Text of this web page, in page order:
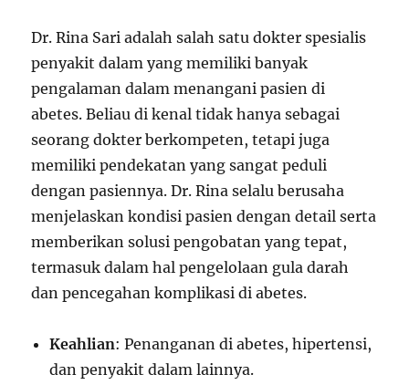
Dr. Rina Sari adalah salah satu dokter spesialis
penyakit dalam yang memiliki banyak
pengalaman dalam menangani pasien di
abetes. Beliau di kenal tidak hanya sebagai
seorang dokter berkompeten, tetapi juga
memiliki pendekatan yang sangat peduli
dengan pasiennya. Dr. Rina selalu berusaha
menjelaskan kondisi pasien dengan detail serta
memberikan solusi pengobatan yang tepat,
termasuk dalam hal pengelolaan gula darah
dan pencegahan komplikasi di abetes.
Keahlian: Penanganan di abetes, hipertensi,
dan penyakit dalam lainnya.